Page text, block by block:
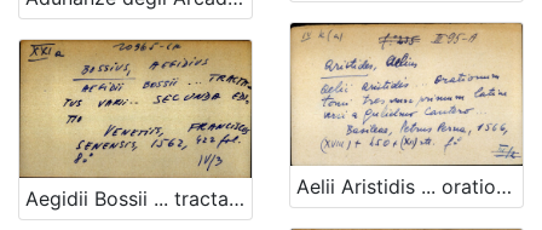
Aegidii Bossii ... tractatus varii ... secunda editio Aelii Aristidis ... orationum tomi tres nunc primum latine versi a Guilelmo Cantero ...